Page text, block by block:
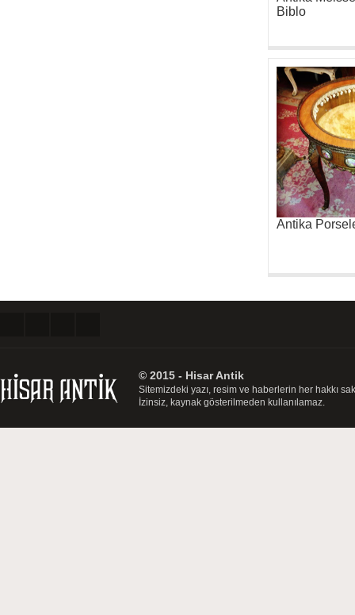
Biblo
Antika
© 2015 - Hisar Antik
Sitemizdeki yazı, resim ve haberlerin her hakkı
İzinsiz, kaynak gösterilmeden kullanılamaz.